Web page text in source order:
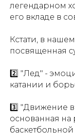
легендарном
его вкладе в
Кстати, в
посвященная
2️⃣ "Лед" -
катании и
3️⃣ "Движение
основанная на